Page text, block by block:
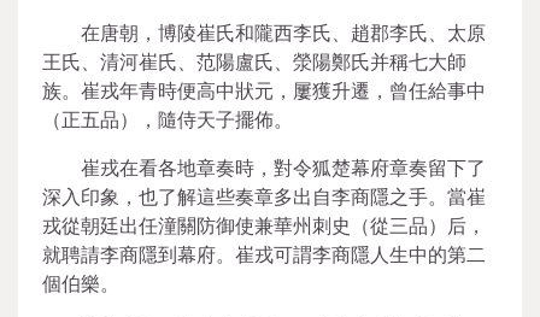
在唐朝，博陵崔氏和隴西李氏、趙郡李氏、太原
王氏、清河崔氏、范陽盧氏、滎陽鄭氏并稱七大師
族。崔戎年青時便高中狀元，屢獲升遷，曾任給事中
（正五品），隨侍天子擺佈。
崔戎在看各地章奏時，對令狐楚幕府章奏留下了
深入印象，也了解這些奏章多出自李商隱之手。當崔
戎從朝廷出任潼關防御使兼華州刺史（從三品）后，
就聘請李商隱到幕府。崔戎可謂李商隱人生中的第二
個伯樂。